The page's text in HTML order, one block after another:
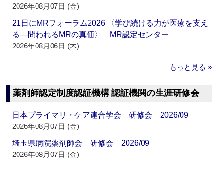
2026年08月07日 (金)
21日にMRフォーラム2026 〈学び続ける力が医療を支え
る―問われるMRの真価〉 MR認定センター
2026年08月06日 (木)
もっと見る »
薬剤師認定制度認証機構 認証機関の生涯研修会
日本プライマリ・ケア連合学会 研修会 2026/09
2026年08月07日 (金)
埼玉県病院薬剤師会 研修会 2026/09
2026年08月07日 (金)